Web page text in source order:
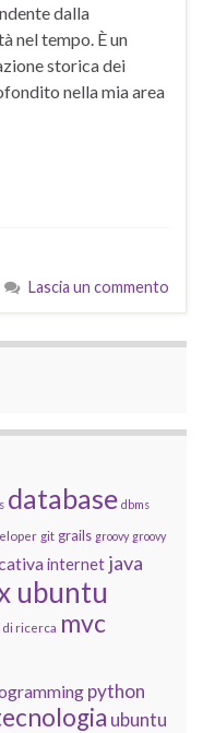
dalla
nel tempo. È un
storica dei
nella mia area
Lascia un commento
database dbms
git grails groovy groovy
internet java
ubuntu
ricerca mvc
python
ubuntu